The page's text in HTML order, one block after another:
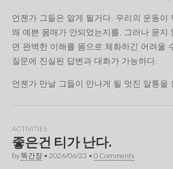
언젠가 그들은 알게 될거다. 우리의 운동이
왜 예쁜 몸매가 안되었는지를. 그러나 묻지
면 완벽한 이해를 몸으로 체화하긴 어려울
질문에 진실된 답변과 대화가 가능하다.
언젠가 만날 그들이 만나게 될 멋진 알통을
ACTIVITIES
좋은건 티가 난다.
by 똑간장 • 2026/06/23 • 0 Comments